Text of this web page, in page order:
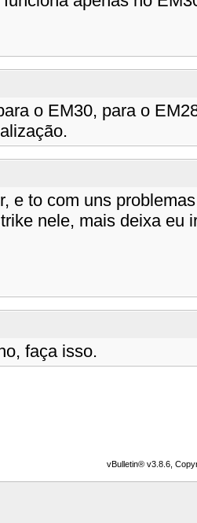
o EM30, para o
e to com uns
nele, mais deixa eu
faça isso.
vBulletin® v3.8.6,